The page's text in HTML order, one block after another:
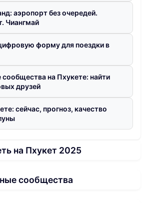
аэропорт без очередей.
Чиангмай
форму для поездки в
на Пхукете: найти
друзей
сейчас, прогноз, качество
на Пхукет 2025
сообщества